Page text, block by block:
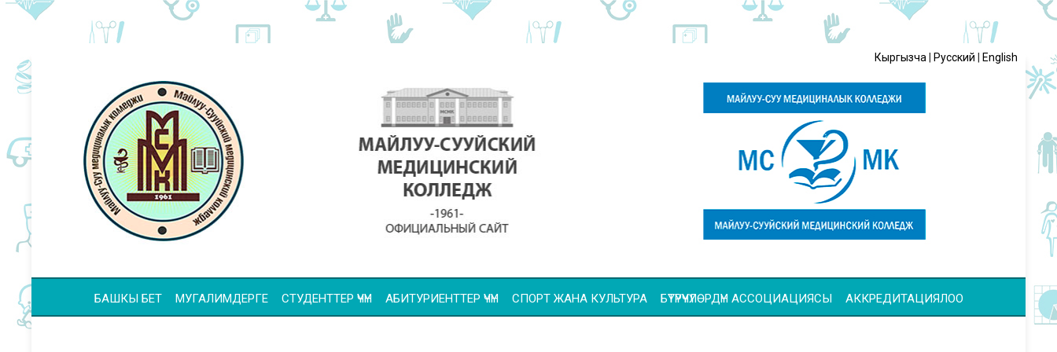
Кыргызча Русский English
БАШКЫ БЕТ МУГАЛИМДЕРГЕ СТУДЕНТТЕР ҮЧҮН АБИТУРИЕНТТЕР ҮЧҮН СПОРТ ЖАНА КУЛЬТУРА БҮТҮРҮҮЧҮЛӨРДҮН АССОЦИАЦИЯСЫ АККРЕДИТАЦИЯЛОО